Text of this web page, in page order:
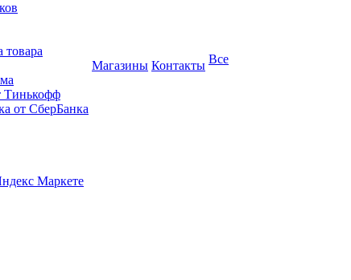
товара
Тинькофф
от СберБанка
Маркете
Магазины Контакты Все